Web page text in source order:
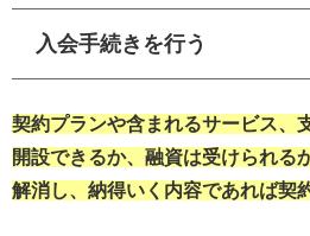
入会手続きを行う
契約プランや含まれるサービス、
開設できるか、融資は受けられる
解消し、納得いく内容であれば契